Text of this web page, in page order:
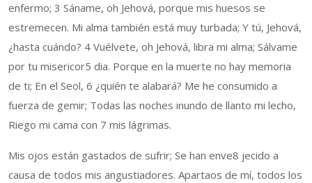
enfermo; 3 Sáname, oh Jehová, porque mis huesos se
estremecen. Mi alma también está muy turbada; Y tú, Jehová,
¿hasta cuándo? 4 Vuélvete, oh Jehová, libra mi alma; Sálvame
por tu misericor5 dia. Porque en la muerte no hay memoria
de ti; En el Seol, 6 ¿quién te alabará? Me he consumido a
fuerza de gemir; Todas las noches inundo de llanto mi lecho,
Riego mi cama con 7 mis lágrimas.
Mis ojos están gastados de sufrir; Se han enve8 jecido a
causa de todos mis angustiadores. Apartaos de mí, todos los